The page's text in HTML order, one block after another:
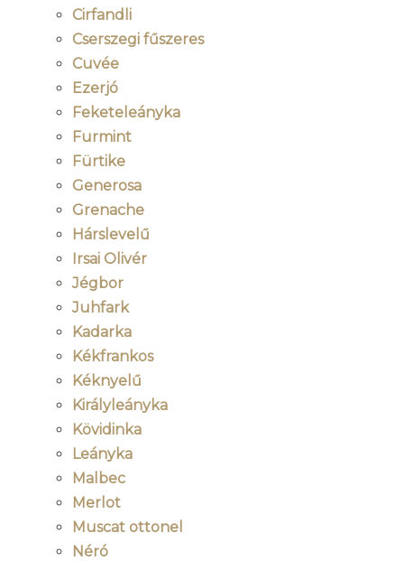
Cirfandli
Cserszegi fűszeres
Cuvée
Ezerjó
Feketeleányka
Furmint
Fürtike
Generosa
Grenache
Hárslevelű
Irsai Olivér
Jégbor
Juhfark
Kadarka
Kékfrankos
Kéknyelű
Királyleányka
Kövidinka
Leányka
Malbec
Merlot
Muscat ottonel
Néró